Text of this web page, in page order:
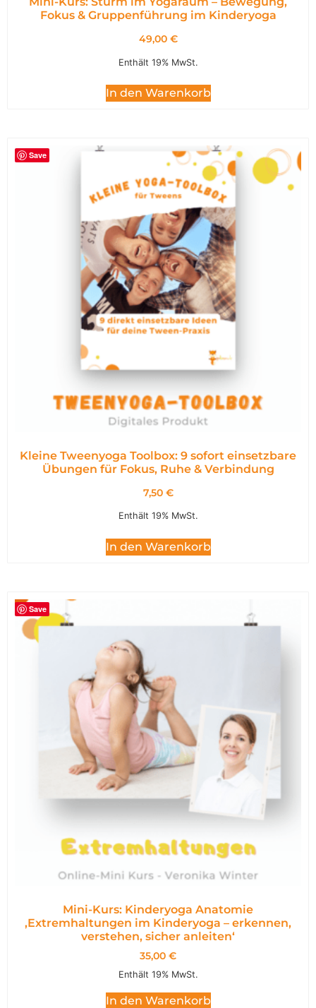
Fokus & Gruppenführung im Kinderyoga
49,00 €
Enthält 19% MwSt.
In den Warenkorb
Save
Kleine Tweenyoga Toolbox: 9 sofort einsetzbare
Übungen für Fokus, Ruhe & Verbindung
7,50 €
Enthält 19% MwSt.
In den Warenkorb
Save
Mini-Kurs: Kinderyoga Anatomie
,Extremhaltungen im Kinderyoga – erkennen,
verstehen, sicher anleiten‘
35,00 €
Enthält 19% MwSt.
In den Warenkorb